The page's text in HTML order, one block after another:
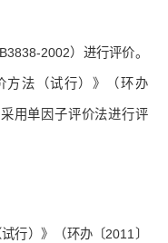
2002）进行评价。
方法（试行）》（环办
用单因子评价法进行评
行）》（环办〔2011〕